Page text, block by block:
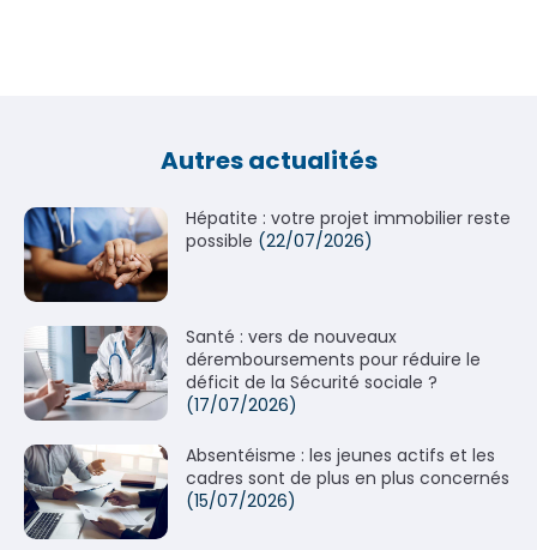
Autres actualités
Hépatite : votre projet immobilier reste
possible (22/07/2026)
Santé : vers de nouveaux
déremboursements pour réduire le
déficit de la Sécurité sociale ?
(17/07/2026)
Absentéisme : les jeunes actifs et les
cadres sont de plus en plus concernés
(15/07/2026)